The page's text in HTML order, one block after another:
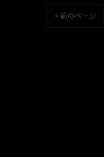
< 前のページ